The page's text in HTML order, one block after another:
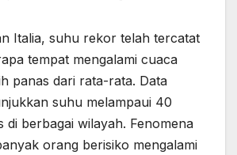
Italia, suhu rekor telah tercatat
tempat mengalami cuaca
panas dari rata-rata. Data
suhu melampaui 40
di berbagai wilayah. Fenomena
orang berisiko mengalami